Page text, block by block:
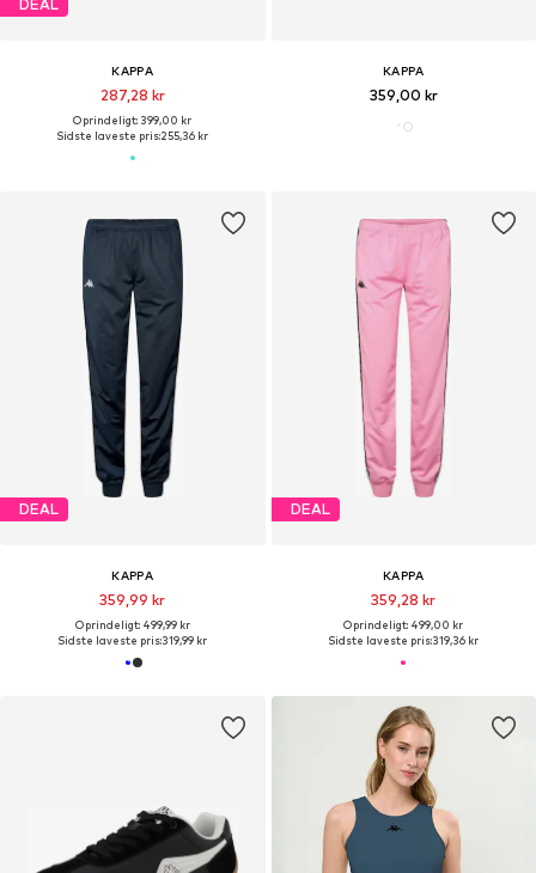
DEAL
KAPPA
287,28 kr
Oprindeligt: 399,00 kr
Sidste laveste pris:255,36 kr
KAPPA
359,00 kr
DEAL
KAPPA
359,99 kr
Oprindeligt: 499,99 kr
Sidste laveste pris:319,99 kr
DEAL
KAPPA
359,28 kr
Oprindeligt: 499,00 kr
Sidste laveste pris:319,36 kr